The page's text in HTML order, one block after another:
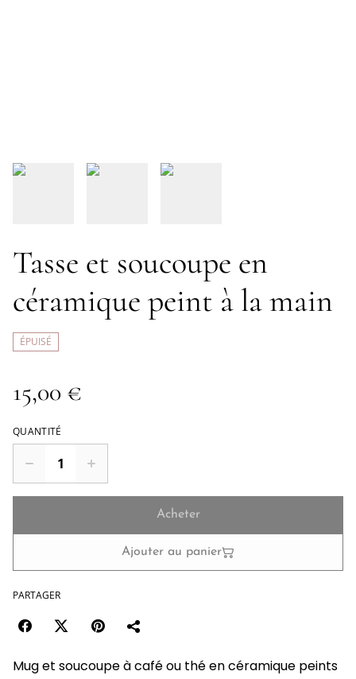
Tasse et soucoupe en
céramique peint à la main
ÉPUISÉ
15,00 €
QUANTITÉ
Acheter
Ajouter au panier
PARTAGER
Mug et soucoupe à café ou thé en céramique peints